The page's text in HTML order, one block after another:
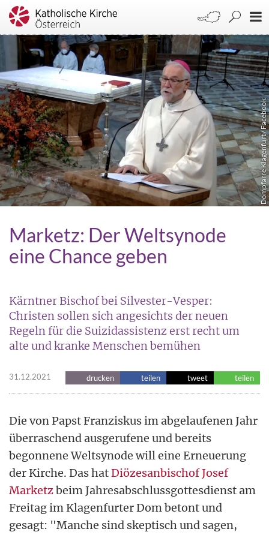
Dompfarre Klagenfurt / Facebook
Marketz: Der Weltsynode
eine Chance geben
Kärntner Bischof bei Silvester-Vesper:
Christen sollen sich angesichts der neuen
Regeln für die Suizidassistenz erst recht um
alte und kranke Menschen bemühen
31.12.2021 drucken teilen tweet teilen
Die von Papst Franziskus im abgelaufenen Jahr
überraschend ausgerufene und bereits
begonnene Weltsynode will eine Erneuerung
der Kirche. Das hatDiözesanbischof Josef
Marketzbeim Jahresabschlussgottesdienst am
Freitag im Klagenfurter Dom betont und
gesagt: "Manche sind skeptisch und sagen,